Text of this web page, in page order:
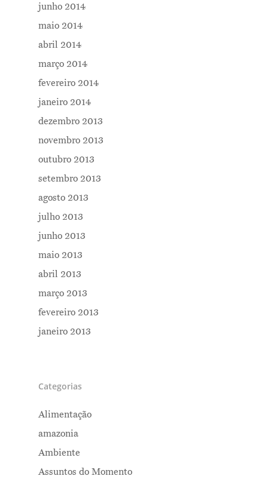
junho 2014
maio 2014
abril 2014
março 2014
fevereiro 2014
janeiro 2014
dezembro 2013
novembro 2013
outubro 2013
setembro 2013
agosto 2013
julho 2013
junho 2013
maio 2013
abril 2013
março 2013
fevereiro 2013
janeiro 2013
Categorias
Alimentação
amazonia
Ambiente
Assuntos do Momento